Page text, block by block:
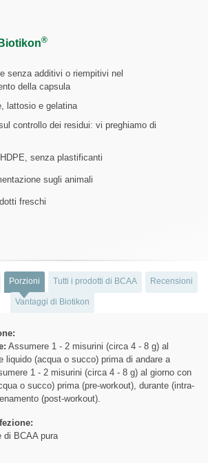
®
senza additivi o riempitivi nel
della capsula
lattosio e gelatina
controllo dei residui: vi preghiamo di
senza plastificanti
sugli animali
freschi
Porzioni Tutti i prodotti di BCAA Recensioni
Vantaggi di Biotikon
Assumere 1 - 2 misurini (circa 4 - 8 g) al
liquido (acqua o succo) prima di andare a
1 - 2 misurini (circa 4 - 8 g) al giorno con
o succo) prima (pre-workout), durante (intra-
(post-workout).
di BCAA pura